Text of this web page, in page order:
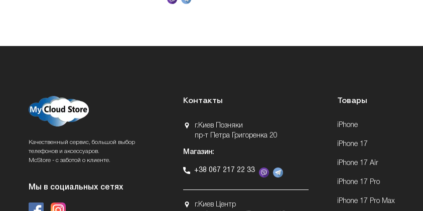
Качественный сервис, большой выбор
телефонов и аксессуаров.
McStore - с заботой о клиенте.
Мы в социальных сетях
Контакты
г.Киев Позняки
пр-т Петра Григоренка 20
Магазин:
+38 067 217 22 33
г.Киев Центр
Товары
iPhone
iPhone 17
iPhone 17 Air
iPhone 17 Pro
iPhone 17 Pro Max